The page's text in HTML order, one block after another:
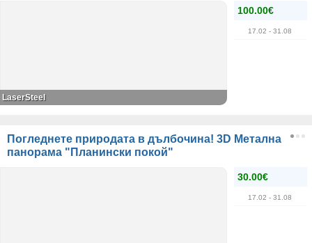
100.00€
17.02 - 31.08
LaserSteel
Погледнете природата в дълбочина! 3D Метална
панорама "Планински покой"
30.00€
17.02 - 31.08